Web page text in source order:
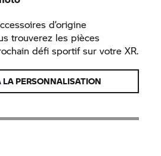
d’origine
trouverez les pièces
défi sportif sur votre XR.
LA PERSONNALISATION